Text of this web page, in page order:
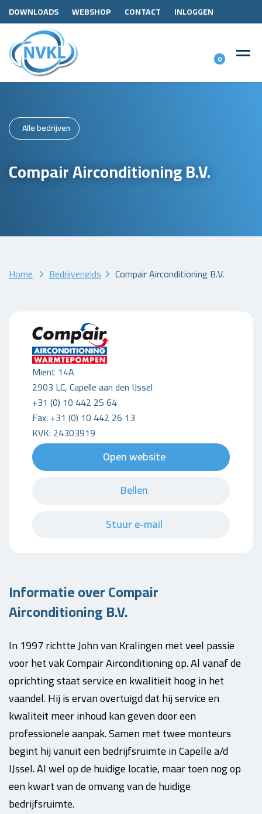
DOWNLOADS WEBSHOP CONTACT INLOGGEN
0
Alle bedrijven
Compair Airconditioning B.V.
Home Bedrijvengids Compair Airconditioning B.V.
Mient 14A
2903 LC, Capelle aan den IJssel
+31 (0) 10 442 25 64
Fax: +31 (0) 10 442 26 13
KVK: 24303919
Open website
Bellen
Stuur e-mail
Informatie over Compair
Airconditioning B.V.
In 1997 richtte John van Kralingen met veel passie
voor het vak Compair Airconditioning op. Al vanaf de
oprichting staat service en kwalitieit hoog in het
vaandel. Hij is ervan overtuigd dat hij service en
kwaliteit meer inhoud kan geven door een
professionele aanpak. Samen met twee monteurs
begint hij vanuit een bedrijfsruimte in Capelle a/d
IJssel. Al wel op de huidige locatie, maar toen nog op
een kwart van de omvang van de huidige
bedrijfsruimte.